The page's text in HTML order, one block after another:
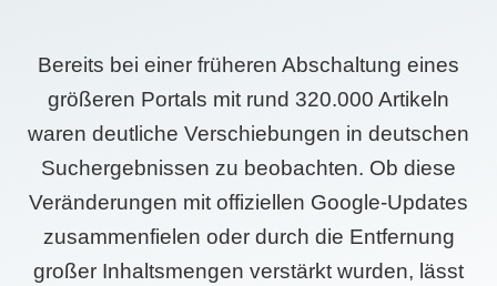
Bereits bei einer früheren Abschaltung eines
größeren Portals mit rund 320.000 Artikeln
waren deutliche Verschiebungen in deutschen
Suchergebnissen zu beobachten. Ob diese
Veränderungen mit offiziellen Google-Updates
zusammenfielen oder durch die Entfernung
großer Inhaltsmengen verstärkt wurden, lässt